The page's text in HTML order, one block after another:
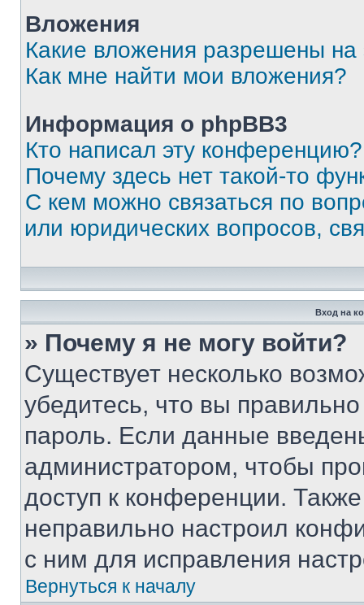
Вложения
Какие вложения разрешены
Как мне найти мои вложения?
Информация о phpBB3
Кто написал эту конференцию?
Почему здесь нет такой-то
С кем можно связаться по
или юридических вопросов,
Вход на
» Почему я не могу войти?
Существует несколько
убедитесь, что вы
пароль. Если данные
администратором, чтобы
доступ к конференции.
неправильно настроил
с ним для исправления
Вернуться к началу